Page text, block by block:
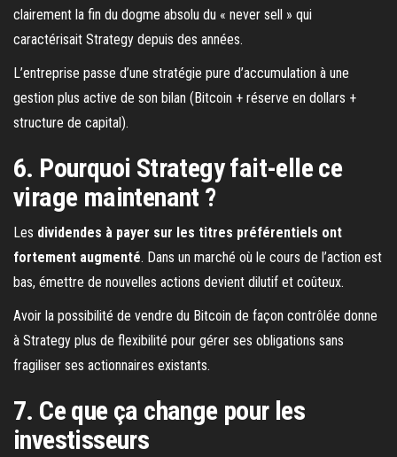
clairement la fin du dogme absolu du « never sell » qui
caractérisait Strategy depuis des années.
L’entreprise passe d’une stratégie pure d’accumulation à une
gestion plus active de son bilan (Bitcoin + réserve en dollars +
structure de capital).
6. Pourquoi Strategy fait-elle ce
virage maintenant ?
Les dividendes à payer sur les titres préférentiels ont
fortement augmenté. Dans un marché où le cours de l’action est
bas, émettre de nouvelles actions devient dilutif et coûteux.
Avoir la possibilité de vendre du Bitcoin de façon contrôlée donne
à Strategy plus de flexibilité pour gérer ses obligations sans
fragiliser ses actionnaires existants.
7. Ce que ça change pour les
investisseurs